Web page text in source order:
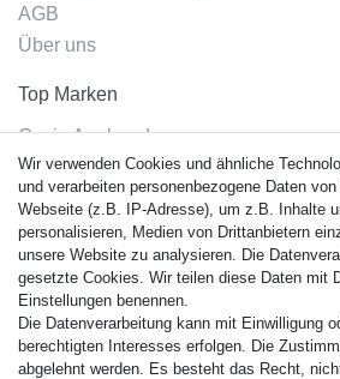
AGB
Über uns
Top Marken
Casio Armband
Festina Armband
Citizen Armband
M. Lacroix Armband
J. Lemans Armband
Uhrenarmbänder - Alle
Sicherheit
Wir verwenden Cookies und ähnliche
und verarbeiten personenbezogene Daten
Webseite (z.B. IP-Adresse), um z.B. Inhalte
personalisieren, Medien von Drittanbietern
unsere Website zu analysieren. Die
gesetzte Cookies. Wir teilen diese Daten mit
Einstellungen benennen.
Die Datenverarbeitung kann mit Einwilligung
berechtigten Interesses erfolgen. Die
abgelehnt werden. Es besteht das Recht,